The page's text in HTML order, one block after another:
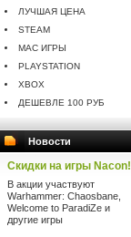
ЛУЧШАЯ ЦЕНА
STEAM
MAC ИГРЫ
PLAYSTATION
XBOX
ДЕШЕВЛЕ 100 РУБ
Новости
Скидки на игры Nacon!
В акции участвуют
Warhammer: Chaosbane,
Welcome to ParadiZe и
другие игры